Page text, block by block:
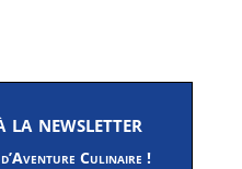
la newsletter
Culinaire !